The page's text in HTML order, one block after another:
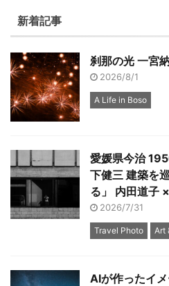
新着記事
刹那の光 一宮
2026/8/1
A Life in Boso
愛媛県今治
下健三 建築を
る」 内田道子
2026/7/31
Travel Photo Art
AIが作ったイ